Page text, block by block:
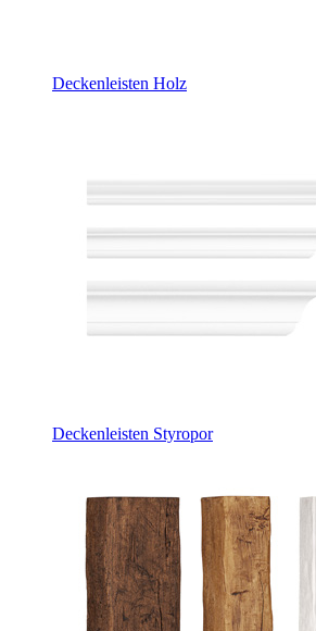
Deckenleisten Holz
Deckenleisten Styropor